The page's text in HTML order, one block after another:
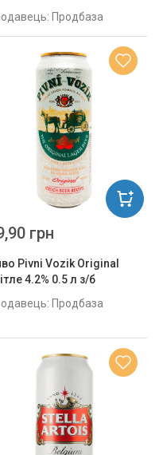
Продбаза
Pivni Vozik Original
4.2% 0.5 л з/б
Продбаза
грн